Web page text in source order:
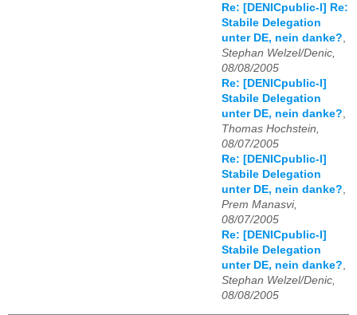
Re: [DENICpublic-l] Re:
Stabile Delegation
unter DE, nein danke?,
Stephan Welzel/Denic,
08/08/2005
Re: [DENICpublic-l]
Stabile Delegation
unter DE, nein danke?,
Thomas Hochstein,
08/07/2005
Re: [DENICpublic-l]
Stabile Delegation
unter DE, nein danke?,
Prem Manasvi,
08/07/2005
Re: [DENICpublic-l]
Stabile Delegation
unter DE, nein danke?,
Stephan Welzel/Denic,
08/08/2005